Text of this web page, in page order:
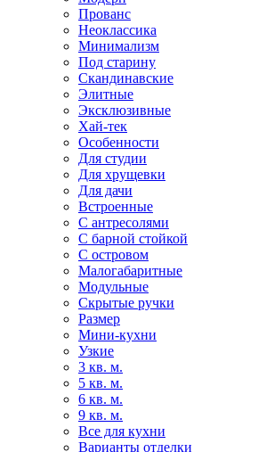
Прованс
Неоклассика
Минимализм
Под старину
Скандинавские
Элитные
Эксклюзивные
Хай-тек
Особенности
Для студии
Для хрущевки
Для дачи
Встроенные
С антресолями
С барной стойкой
С островом
Малогабаритные
Модульные
Скрытые ручки
Размер
Мини-кухни
Узкие
3 кв. м.
5 кв. м.
6 кв. м.
9 кв. м.
Все для кухни
Варианты отделки